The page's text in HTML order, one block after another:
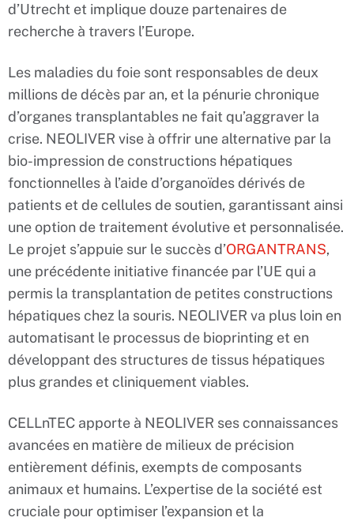
d’Utrecht et implique douze partenaires de
recherche à travers l’Europe.
Les maladies du foie sont responsables de deux
millions de décès par an, et la pénurie chronique
d’organes transplantables ne fait qu’aggraver la
crise. NEOLIVER vise à offrir une alternative par la
bio-impression de constructions hépatiques
fonctionnelles à l’aide d’organoïdes dérivés de
patients et de cellules de soutien, garantissant ainsi
une option de traitement évolutive et personnalisée.
Le projet s’appuie sur le succès d’ORGANTRANS,
une précédente initiative financée par l’UE qui a
permis la transplantation de petites constructions
hépatiques chez la souris. NEOLIVER va plus loin en
automatisant le processus de bioprinting et en
développant des structures de tissus hépatiques
plus grandes et cliniquement viables.
CELLnTEC apporte à NEOLIVER ses connaissances
avancées en matière de milieux de précision
entièrement définis, exempts de composants
animaux et humains. L’expertise de la société est
cruciale pour optimiser l’expansion et la